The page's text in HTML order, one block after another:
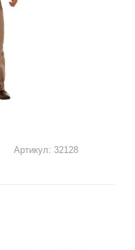
Артикул: 32128